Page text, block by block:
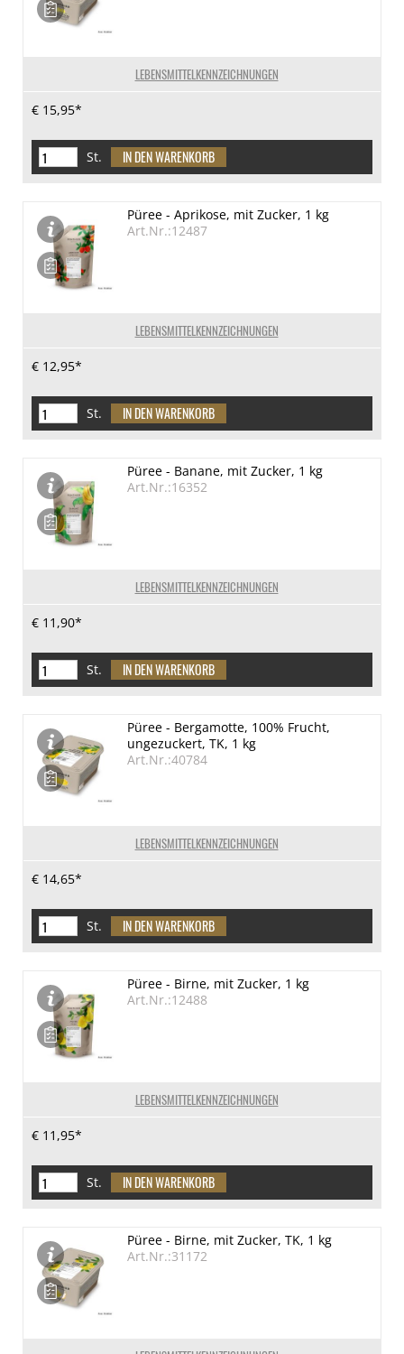
LEBENSMITTELKENNZEICHNUNGEN
€ 15,95*
St.
LEBENSMITTELKENNZEICHNUNGEN
Püree - Aprikose, mit Zucker, 1 kg
Art.Nr.:12487
€ 12,95*
St.
LEBENSMITTELKENNZEICHNUNGEN
Püree - Banane, mit Zucker, 1 kg
Art.Nr.:16352
€ 11,90*
St.
LEBENSMITTELKENNZEICHNUNGEN
Püree - Bergamotte, 100% Frucht,
ungezuckert, TK, 1 kg
Art.Nr.:40784
€ 14,65*
St.
LEBENSMITTELKENNZEICHNUNGEN
Püree - Birne, mit Zucker, 1 kg
Art.Nr.:12488
€ 11,95*
St.
Püree - Birne, mit Zucker, TK, 1 kg
Art.Nr.:31172